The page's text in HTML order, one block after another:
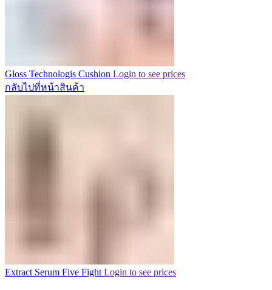
Gloss Technologis Cushion Login to see prices
กลับไปที่หน้าสินค้า
Extract Serum Five Fight Login to see prices